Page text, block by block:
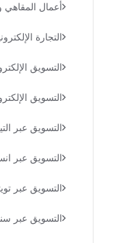
أعمال المقاهي
التجارة
التسويق
التسويق
التسويق عبر
التسويق عبر
التسويق عبر
التسويق عبر